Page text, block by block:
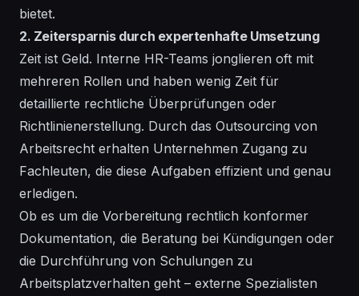
bietet.
2. Zeitersparnis durch expertenhafte Umsetzung
Zeit ist Geld. Interne HR-Teams jonglieren oft mit
mehreren Rollen und haben wenig Zeit für
detaillierte rechtliche Überprüfungen oder
Richtlinienerstellung. Durch das Outsourcing von
Arbeitsrecht erhalten Unternehmen Zugang zu
Fachleuten, die diese Aufgaben effizient und genau
erledigen.
Ob es um die Vorbereitung rechtlich konformer
Dokumentation, die Beratung bei Kündigungen oder
die Durchführung von Schulungen zu
Arbeitsplatzverhalten geht – externe Spezialisten